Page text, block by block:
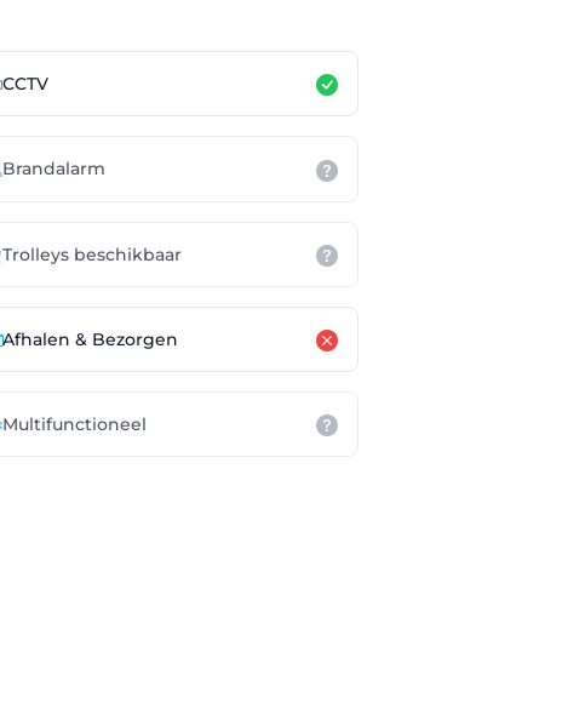
CCTV
Brandalarm
Trolleys beschikbaar
Afhalen & Bezorgen
Multifunctioneel